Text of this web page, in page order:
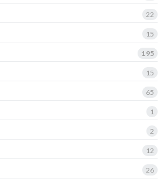
22
15
195
15
65
1
2
12
26